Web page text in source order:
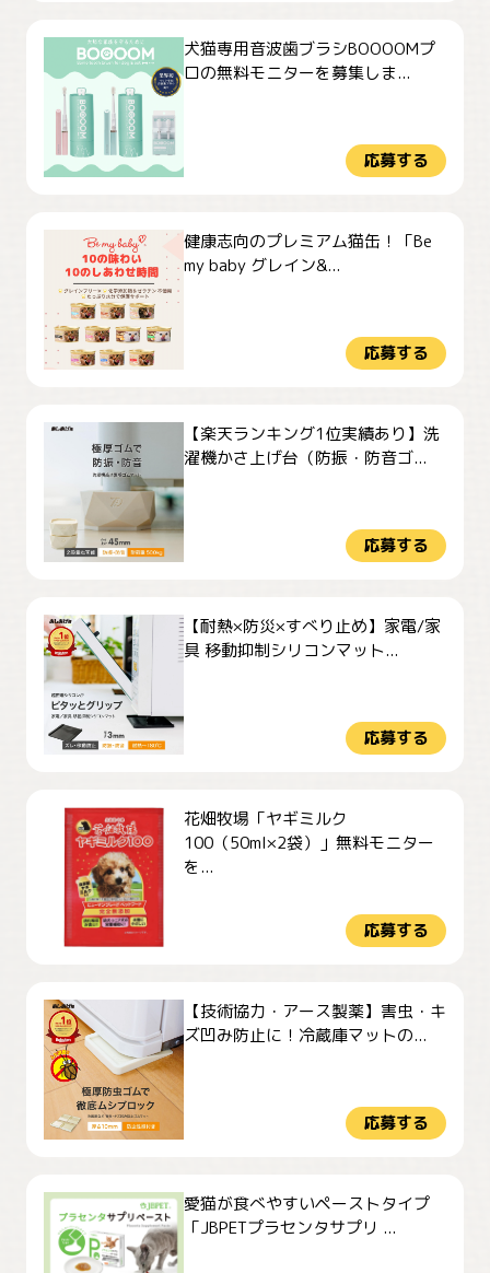
犬猫専用音波歯ブラシBOOOOMプ
ロの無料モニターを募集しま...
応募する
健康志向のプレミアム猫缶！「Be
my baby グレイン&...
応募する
【楽天ランキング1位実績あり】洗
濯機かさ上げ台（防振・防音ゴ...
応募する
【耐熱×防災×すべり止め】家電/家
具 移動抑制シリコンマット...
応募する
花畑牧場「ヤギミルク
100（50ml×2袋）」無料モニター
を...
応募する
【技術協力・アース製薬】害虫・キ
ズ凹み防止に！冷蔵庫マットの...
応募する
愛猫が食べやすいペーストタイプ
「JBPETプラセンタサプリ ...